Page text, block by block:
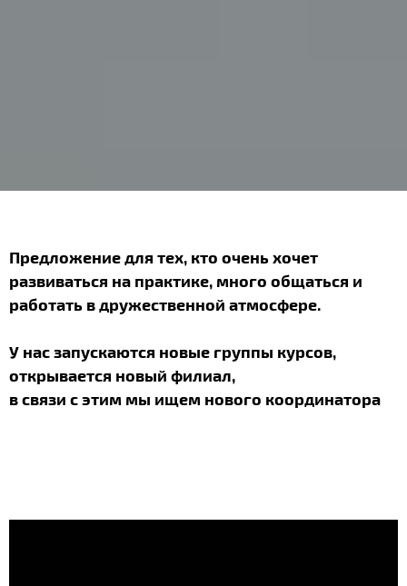
Предложение для тех, кто очень хочет
развиваться на практике, много общаться и
работать в дружественной атмосфере.
У нас запускаются новые группы курсов,
открывается новый филиал,
в связи с этим мы ищем нового координатора